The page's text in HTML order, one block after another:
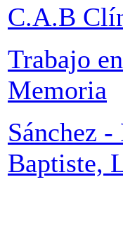
C.A.B
Trabajo
Memoria
Sánchez
Baptiste,